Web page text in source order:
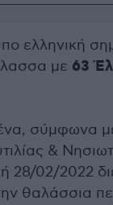
ελληνική
με 63
σύμφωνα
&
28/02/2022
θαλάσσια